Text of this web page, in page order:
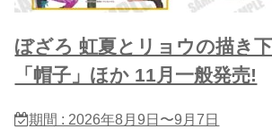
ぼざろ 虹夏とリョウの描き
「帽子」ほか 11月一般発売!
期間 : 2026年8月9日〜9月7日